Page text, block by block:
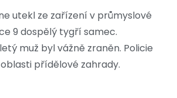
utekl ze zařízení v průmyslové
9 dospělý tygří samec.
muž byl vážně zraněn. Policie
přídělové zahrady.